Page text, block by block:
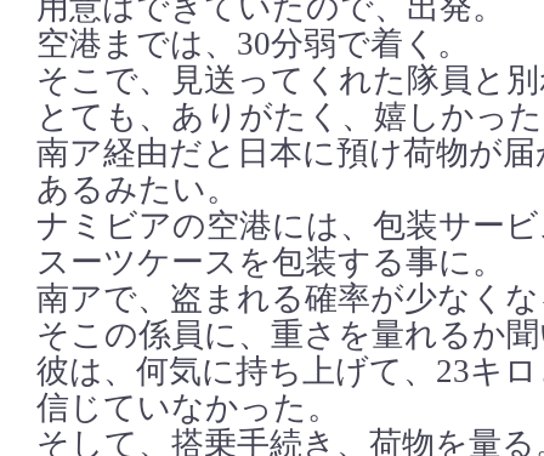
用意はできていたので、出発。
空港までは、30分弱で着く。
そこで、見送ってくれた隊員と
とても、ありがたく、嬉しかっ
南ア経由だと日本に預け荷物が
あるみたい。
ナミビアの空港には、包装サー
スーツケースを包装する事に。
南アで、盗まれる確率が少なく
そこの係員に、重さを量れるか
彼は、何気に持ち上げて、23キ
信じていなかった。
そして、搭乗手続き、荷物を量